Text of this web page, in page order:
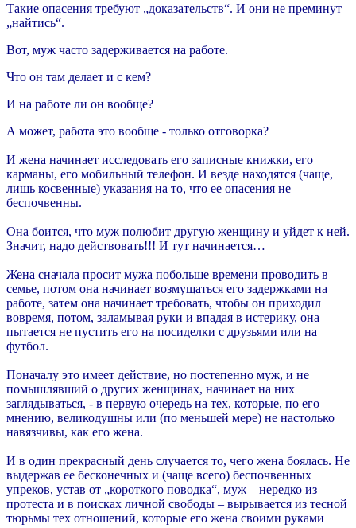
Такие опасения требуют „доказательств“. И они не преминут
„найтись“.
Вот, муж часто задерживается на работе.
Что он там делает и с кем?
И на работе ли он вообще?
А может, работа это вообще - только отговорка?
И жена начинает исследовать его записные книжки, его
карманы, его мобильный телефон. И везде находятся (чаще,
лишь косвенные) указания на то, что ее опасения не
беспочвенны.
Она боится, что муж полюбит другую женщину и уйдет к ней.
Значит, надо действовать!!! И тут начинается…
Жена сначала просит мужа побольше времени проводить в
семье, потом она начинает возмущаться его задержками на
работе, затем она начинает требовать, чтобы он приходил
вовремя, потом, заламывая руки и впадая в истерику, она
пытается не пустить его на посиделки с друзьями или на
футбол.
Поначалу это имеет действие, но постепенно муж, и не
помышлявший о других женщинах, начинает на них
заглядываться, - в первую очередь на тех, которые, по его
мнению, великодушны или (по меньшей мере) не настолько
навязчивы, как его жена.
И в один прекрасный день случается то, чего жена боялась. Не
выдержав ее бесконечных и (чаще всего) беспочвенных
упреков, устав от „короткого поводка“, муж – нередко из
протеста и в поисках личной свободы – вырывается из тесной
тюрьмы тех отношений, которые его жена своими руками